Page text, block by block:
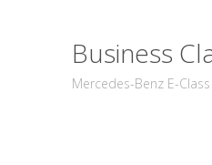
Business
Mercedes-Benz E-